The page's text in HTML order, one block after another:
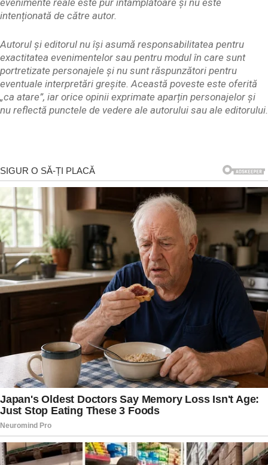
evenimente reale este pur întâmplătoare și nu este
intenționată de către autor.
Autorul și editorul nu își asumă responsabilitatea pentru
exactitatea evenimentelor sau pentru modul în care sunt
portretizate personajele și nu sunt răspunzători pentru
eventuale interpretări greșite. Această poveste este oferită
„ca atare”, iar orice opinii exprimate aparțin personajelor și
nu reflectă punctele de vedere ale autorului sau ale editorului.